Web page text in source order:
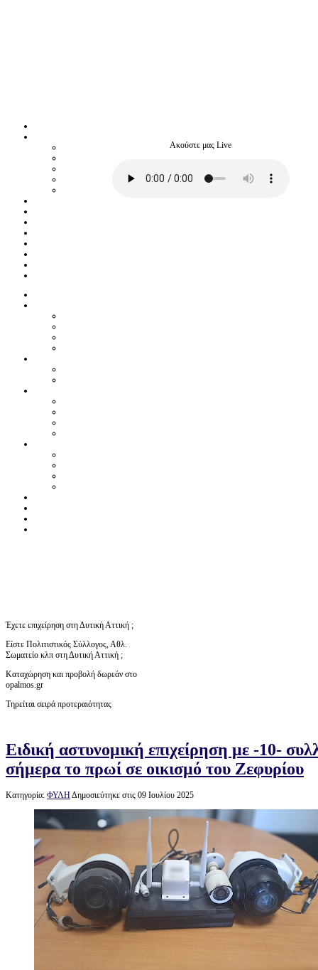
Ακούστε μας Live
Έχετε επιχείρηση στη Δυτική Αττική ;
Είστε Πολιτιστικός Σύλλογος, Αθλ.
Σωματείο κλπ στη Δυτική Αττική ;
Καταχώρηση και προβολή δωρεάν στο
opalmos.gr
Τηρείται σειρά προτεραιότητας
Ειδική αστυνομική επιχείρηση με -10-
σήμερα το πρωί σε οικισμό του Ζεφυρίου
Κατηγορία: ΦΥΛΗΔημοσιεύτηκε στις 09 Ιουλίου 2025